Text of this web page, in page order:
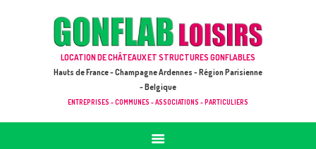
LOCATION DE CHÂTEAUX ET STRUCTURES GONFLABLES
Hauts de France - Champagne Ardennes - Région Parisienne
- Belgique
ENTREPRISES - COMMUNES - ASSOCIATIONS - PARTICULIERS
GONFLAB LOISIRS
ACCUEIL
JEUX À LOUER & PRESTATIONS
CATALOGUE / TARIF
DEMANDE DE DEVIS (SOUS 24H)